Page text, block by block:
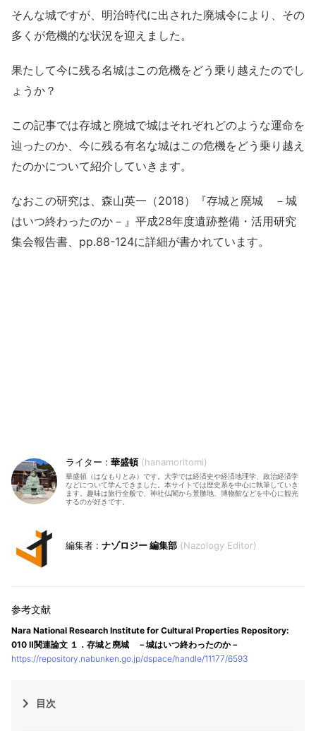
そんな城ですが、明治時代に出された廃城令により、その
多くが危機的な状況を迎えました。
果たして今に残る名城はこの危機をどう乗り越えたのでし
ょうか？
この記事では存城と廃城で城はそれぞれどのような運命を
辿ったのか、今に残る有名な城はこの危機をどう乗り越え
たのかについて紹介していきます。
なおこの研究は、森山英一（2018）『存城と廃城 －城
はいつ終わったのか－』平成28年度遺跡整備・活用研究
集会報告書、pp.88-124に詳細が書かれています。
華盛頓 hanamoritomi
華盛頓（はなもりとみ）です。大学では経済史や経済地理学、政治経済学
などについて学んできました。本サイトでは歴史系を中心に執筆していき
ます。趣味は旅行全般で、神社仏閣から景勝地、博物館などを中心に観光
するのが好きです。
ナゾロジー 編集部 Nazology Editor
Nara National Research Institute for Cultural Properties Repository:
010 Ⅱ関連論文 １．存城と廃城 －城はいつ終わったのか－
https://repository.nabunken.go.jp/dspace/handle/11177/6593
目次